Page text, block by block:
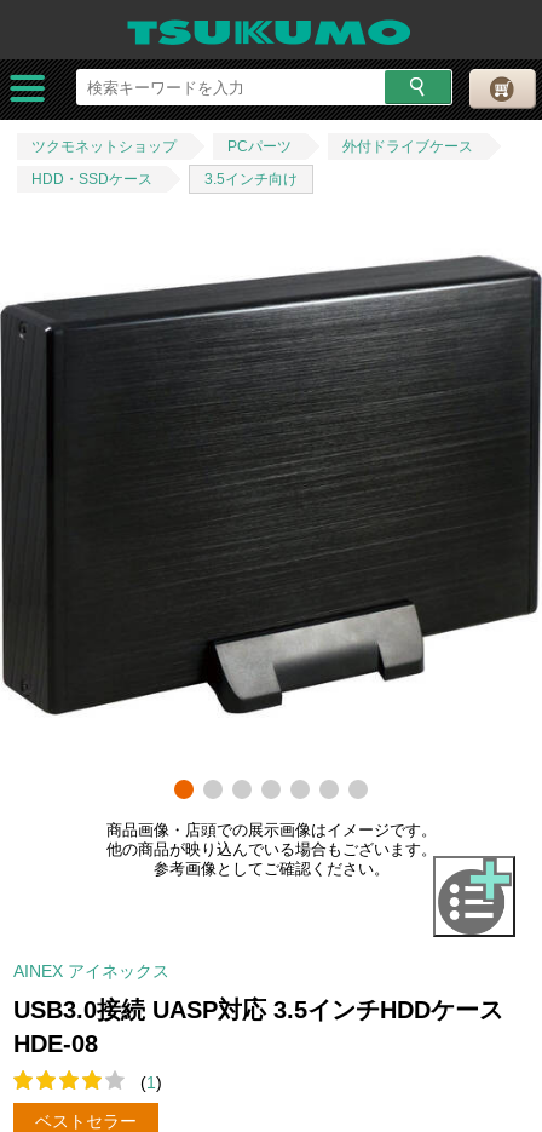
ツクモネットショップ PCパーツ
外付ドライブケース
HDD・SSDケース
3.5インチ向け
商品画像・店頭での展示画像はイメージです。
他の商品が映り込んでいる場合もございます。
参考画像としてご確認ください。
AINEX アイネックス
USB3.0接続 UASP対応 3.5インチHDDケース
HDE-08
(1)
ベストセラー